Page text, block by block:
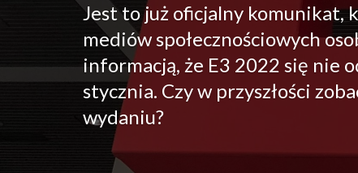
Jest to już oficjalny komunikat,
mediów społecznościowych
informacją, że E3 2022 się nie
stycznia. Czy w przyszłości
wydaniu?